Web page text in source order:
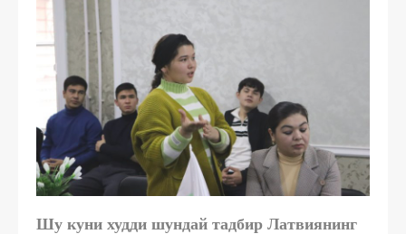
Шу куни худди шундай тадбир Латвиянинг